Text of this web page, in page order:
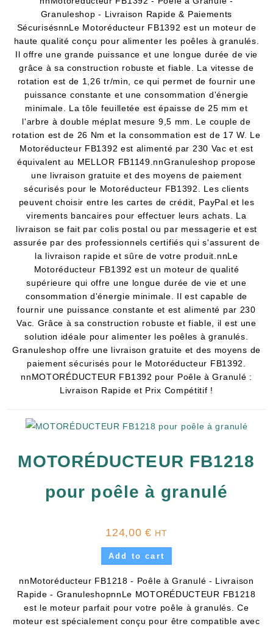
Granuleshop - Livraison Rapide & Paiements
SécurisésnnLe Motoréducteur FB1392 est un moteur de
haute qualité conçu pour alimenter les poêles à granulés.
Il offre une grande puissance et une longue durée de vie
grâce à sa construction robuste et fiable. La vitesse de
rotation est de 1,26 tr/min, ce qui permet de fournir une
puissance constante et une consommation d'énergie
minimale. La tôle feuilletée est épaisse de 25 mm et
l'arbre à double méplat mesure 9,5 mm. Le couple de
rotation est de 26 Nm et la consommation est de 17 W. Le
Motoréducteur FB1392 est alimenté par 230 Vac et est
équivalent au MELLOR FB1149.nnGranuleshop propose
une livraison gratuite et des moyens de paiement
sécurisés pour le Motoréducteur FB1392. Les clients
peuvent choisir entre les cartes de crédit, PayPal et les
virements bancaires pour effectuer leurs achats. La
livraison se fait par colis postal ou par messagerie et est
assurée par des professionnels certifiés qui s'assurent de
la livraison rapide et sûre de votre produit.nnLe
Motoréducteur FB1392 est un moteur de qualité
supérieure qui offre une longue durée de vie et une
consommation d'énergie minimale. Il est capable de
fournir une puissance constante et est alimenté par 230
Vac. Grâce à sa construction robuste et fiable, il est une
solution idéale pour alimenter les poêles à granulés.
Granuleshop offre une livraison gratuite et des moyens de
paiement sécurisés pour le Motoréducteur FB1392.
nnMOTORÉDUCTEUR FB1392 pour Poêle à Granulé :
Livraison Rapide et Prix Compétitif !
MOTORÉDUCTEUR FB1218
pour poêle à granulé
124,00€ HT
Add to cart
nnMotoréducteur FB1218 - Poêle à Granulé - Livraison
Rapide - GranuleshopnnLe MOTORÉDUCTEUR FB1218
est le moteur parfait pour votre poêle à granulés. Ce
moteur est spécialement conçu pour être compatible avec